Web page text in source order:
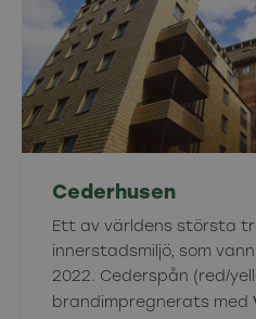
Cederhusen
Ett av världens största
innerstadsmiljö, som
2022. Cederspån (red/
brandimpregnerats med